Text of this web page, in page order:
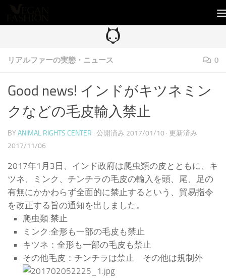
リアルファーの実態・ニュース 0
Good news! インドがキツネミン
クなどの毛皮輸入禁止
BY ANIMAL RIGHTS CENTER · 公開済み 2017/01/10 · 更新済み
2017/11/06
2017年1月3日、インド政府は爬虫類の皮とともに、キ
ツネ、ミンク、チンチラの毛皮の輸入を頭、尾、足の
有無にかかわらず全面的に禁止するという、貿易指令
を改正する旨の通知を出しました。
爬虫類:禁止
ミンク:全形も一部の毛皮も禁止
キツネ：全形も一部の毛皮も禁止
その他毛皮：チンチラは禁止 その他は規制外